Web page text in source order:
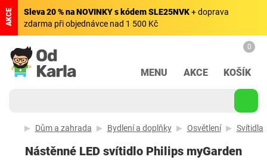
AKCE Sleva 20 % na NOVINKY s kódem SLE25NVK+ doprava
zdarma při objednávce nad 1 500 Kč
MENU AKCE
0
KOŠÍK
Dům a zahrada Bydlení a doplňky Osvětlení Svítidla
Nástěnné LED svítidlo Philips myGarden